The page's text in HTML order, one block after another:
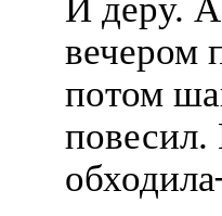
И деру. А
вечером
потом
повесил.